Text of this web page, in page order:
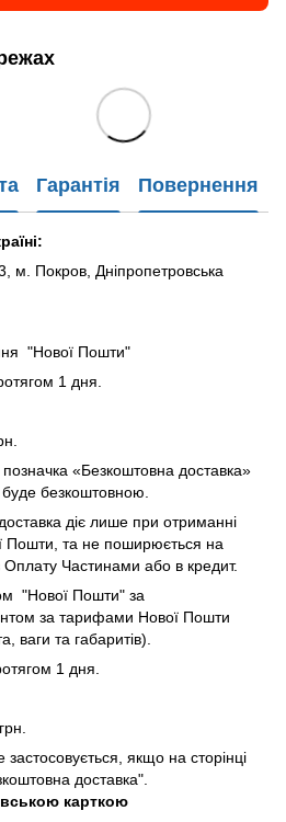
Гарантія Повернення
м. Покров, Дніпропетровська
"Нової Пошти"
1 дня.
«Безкоштовна доставка»
безкоштовною.
діє лише при отриманні
Пошти, та не поширюється на
Частинами або в кредит.
"Нової Пошти" за
за тарифами Нової Пошти
ваги та габаритів).
1 дня.
застосовується, якщо на сторінці
доставка".
карткою